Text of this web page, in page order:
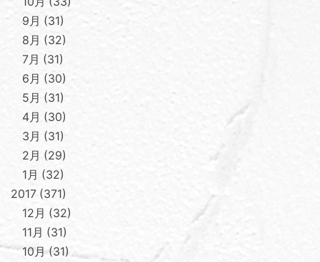
9月
31
8月
32
7月
31
6月
30
5月
31
4月
30
3月
31
2月
29
1月
32
2017 371
12月
32
11月
31
10月 31